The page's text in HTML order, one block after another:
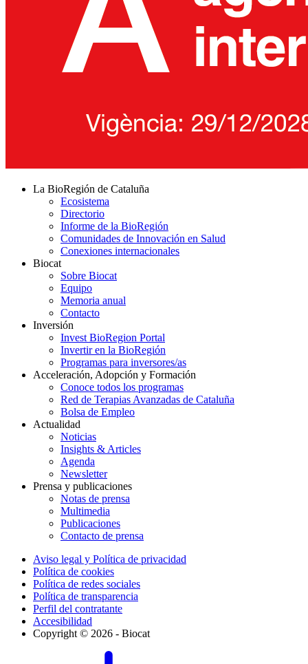
La BioRegión de Cataluña
Ecosistema
Directorio
Informe de la BioRegión
Comunidades de Innovación en Salud
Conexiones internacionales
Biocat
Sobre Biocat
Equipo
Memoria anual
Contacto
Inversión
Invest BioRegion Portal
Invertir en la BioRegión
Programas para inversores/as
Acceleración, Adopción y Formación
Conoce todos los programas
Red de Terapias Avanzadas de Cataluña
Bolsa de Empleo
Actualidad
Noticias
Insights & Articles
Agenda
Newsletter
Prensa y publicaciones
Notas de prensa
Multimedia
Publicaciones
Contacto de prensa
Aviso legal y Política de privacidad
Política de cookies
Política de redes sociales
Política de transparencia
Perfil del contratante
Accesibilidad
Copyright © 2026 - Biocat